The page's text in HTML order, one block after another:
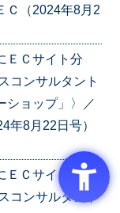
Ｃ（2024年8月2
ＥＣサイト分
コンサルタント
ョップ」〉／
8月22日号）
ＥＣサイト分
コンサルタント